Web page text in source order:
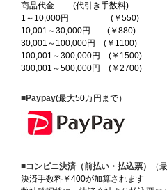
商品代金 (代引き手数料)
1～10,000円 (￥550)
10,001～30,000円 (￥880)
30,001～100,000円 (￥1100)
100,001～300,000円 (￥1500)
300,001～500,000円 (￥2700)
■Paypay(最大50万円まで）
■コンビニ決済（前払い・払込票）
（
決済手数料￥400が加算されます